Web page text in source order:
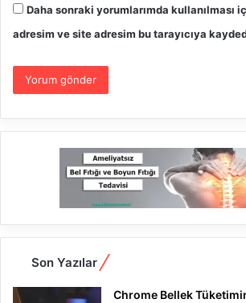
Daha sonraki yorumlarımda kullanılması
adresim ve site adresim bu tarayıcıya
Son Yazılar
Chrome Bellek